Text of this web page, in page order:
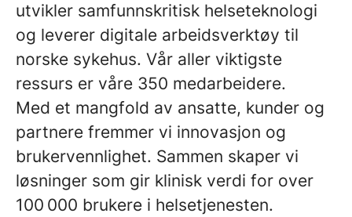
utvikler samfunnskritisk helseteknologi
og leverer digitale arbeidsverktøy til
norske sykehus. Vår aller viktigste
ressurs er våre 350 medarbeidere.
Med et mangfold av ansatte, kunder og
partnere fremmer vi innovasjon og
brukervennlighet. Sammen skaper vi
løsninger som gir klinisk verdi for over
100 000 brukere i helsetjenesten.